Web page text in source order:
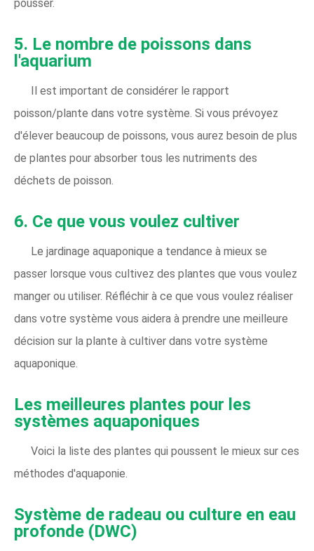
pousser.
5. Le nombre de poissons dans
l'aquarium
Il est important de considérer le rapport
poisson/plante dans votre système. Si vous prévoyez
d'élever beaucoup de poissons, vous aurez besoin de plus
de plantes pour absorber tous les nutriments des
déchets de poisson.
6. Ce que vous voulez cultiver
Le jardinage aquaponique a tendance à mieux se
passer lorsque vous cultivez des plantes que vous voulez
manger ou utiliser. Réfléchir à ce que vous voulez réaliser
dans votre système vous aidera à prendre une meilleure
décision sur la plante à cultiver dans votre système
aquaponique.
Les meilleures plantes pour les
systèmes aquaponiques
Voici la liste des plantes qui poussent le mieux sur ces
méthodes d'aquaponie.
Système de radeau ou culture en eau
profonde (DWC)